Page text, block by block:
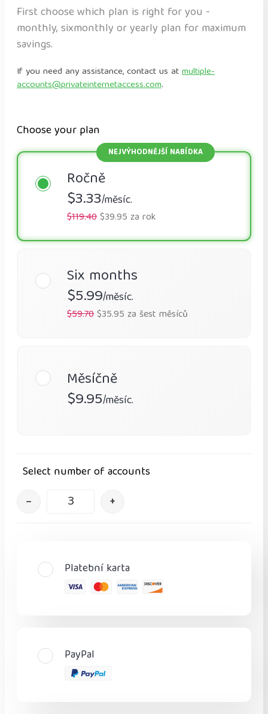
First choose which plan is right for you -
monthly, sixmonthly or yearly plan for maximum
savings.
If you need any assistance, contact us atmultiple-
accounts@privateinternetaccess.com.
Choose your plan
Ročně
$3.33/měsíc.
$119.40$39.95 za rok
Six months
$5.99/měsíc.
$59.70$35.95 za šest měsíců
Měsíčně
$9.95/měsíc.
Select number of accounts
– +
Platební karta
PayPal